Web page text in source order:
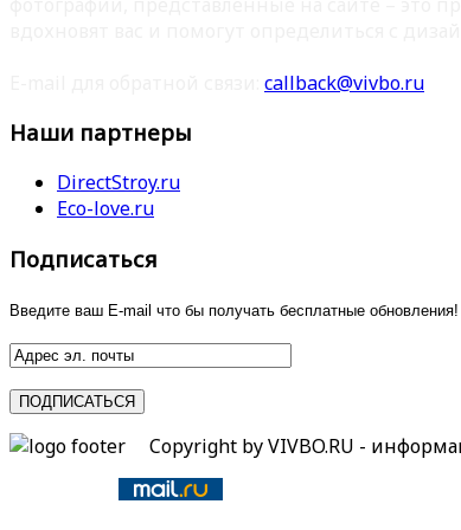
callback@vivbo.ru
Наши партнеры
DirectStroy.ru
Eco-love.ru
Подписаться
Введите ваш E-mail что бы получать бесплатные обновления!
Copyright by VIVBO.RU -